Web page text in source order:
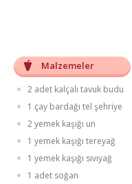
Malzemeler
2 adet kalçalı tavuk budu
1 çay bardağı tel şehriye
2 yemek kaşığı un
1 yemek kaşığı tereyağ
1 yemek kaşığı sıvıyağ
1 adet soğan